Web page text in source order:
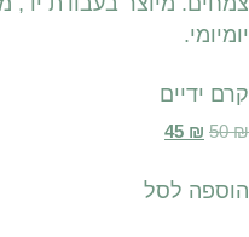
קרם ידיים
50₪
45 ₪
הוספה לסל